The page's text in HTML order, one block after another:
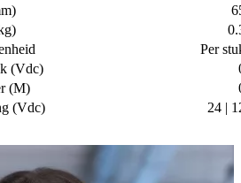
Per
(Vdc)
(M)
(Vdc)
24 |